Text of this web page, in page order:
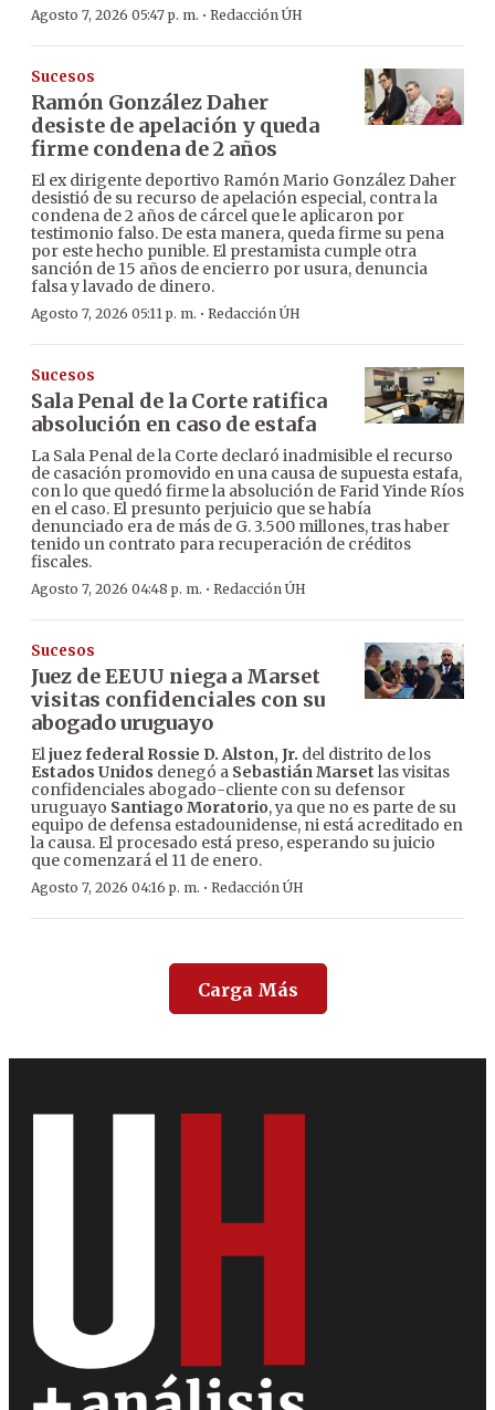
Agosto 7, 2026 05:47 p. m. · Redacción ÚH
Sucesos
Ramón González Daher
desiste de apelación y queda
firme condena de 2 años
El ex dirigente deportivo Ramón Mario González Daher
desistió de su recurso de apelación especial, contra la
condena de 2 años de cárcel que le aplicaron por
testimonio falso. De esta manera, queda firme su pena
por este hecho punible. El prestamista cumple otra
sanción de 15 años de encierro por usura, denuncia
falsa y lavado de dinero.
Agosto 7, 2026 05:11 p. m. · Redacción ÚH
Sucesos
Sala Penal de la Corte ratifica
absolución en caso de estafa
La Sala Penal de la Corte declaró inadmisible el recurso
de casación promovido en una causa de supuesta estafa,
con lo que quedó firme la absolución de Farid Yinde Ríos
en el caso. El presunto perjuicio que se había
denunciado era de más de G. 3.500 millones, tras haber
tenido un contrato para recuperación de créditos
fiscales.
Agosto 7, 2026 04:48 p. m. · Redacción ÚH
Sucesos
Juez de EEUU niega a Marset
visitas confidenciales con su
abogado uruguayo
Eljuez federal Rossie D. Alston, Jr. del distrito de los
Estados Unidos denegó a Sebastián Marset las visitas
confidenciales abogado-cliente con su defensor
uruguayo Santiago Moratorio, ya que no es parte de su
equipo de defensa estadounidense, ni está acreditado en
la causa. El procesado está preso, esperando su juicio
que comenzará el 11 de enero.
Agosto 7, 2026 04:16 p. m. · Redacción ÚH
Carga Más